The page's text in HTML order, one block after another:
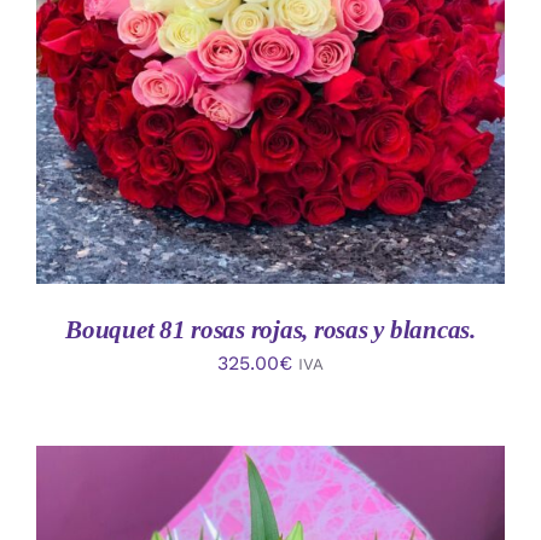
AÑADIR AL CARRITO
/
DETALLES
Bouquet 81 rosas rojas, rosas y blancas.
325.00€ IVA